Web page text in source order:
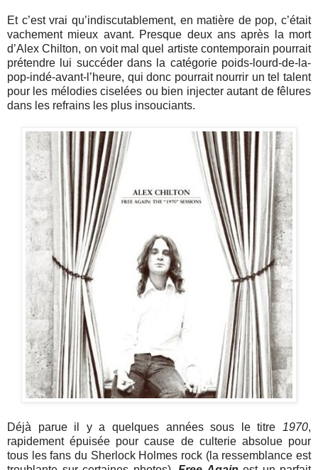
Et c’est vrai qu’indiscutablement, en matière de pop, c’était
vachement mieux avant. Presque deux ans après la mort
d’Alex Chilton, on voit mal quel artiste contemporain pourrait
prétendre lui succéder dans la catégorie poids-lourd-de-la-
pop-indé-avant-l’heure, qui donc pourrait nourrir un tel talent
pour les mélodies ciselées ou bien injecter autant de fêlures
dans les refrains les plus insouciants.
Déjà parue il y a quelques années sous le titre 1970,
rapidement épuisée pour cause de culterie absolue pour
tous les fans du Sherlock Holmes rock (la ressemblance est